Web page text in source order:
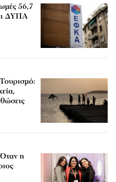
56,7
ΔΥΠΑ
η